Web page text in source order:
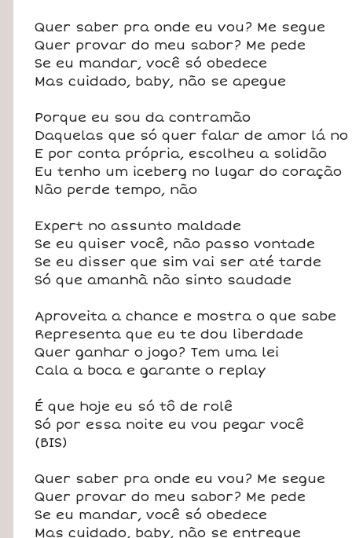
Quer saber pra onde eu vou? Me segue
Quer provar do meu sabor? Me pede
Se eu mandar, você só obedece
Mas cuidado, baby, não se apegue
Porque eu sou da contramão
Daquelas que só quer falar de amor lá no
E por conta própria, escolheu a solidão
Eu tenho um iceberg no lugar do coração
Não perde tempo, não
Expert no assunto maldade
Se eu quiser você, não passo vontade
Se eu disser que sim vai ser até tarde
Só que amanhã não sinto saudade
Aproveita a chance e mostra o que sabe
Representa que eu te dou liberdade
Quer ganhar o jogo? Tem uma lei
Cala a boca e garante o replay
É que hoje eu só tô de rolê
Só por essa noite eu vou pegar você
(BIS)
Quer saber pra onde eu vou? Me segue
Quer provar do meu sabor? Me pede
Se eu mandar, você só obedece
Mas cuidado, baby, não se entregue